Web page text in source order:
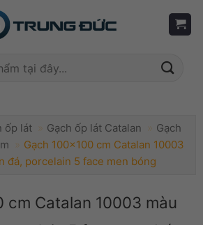
ốp lát » Gạch ốp lát Catalan » Gạch
» Gạch 100×100 cm Catalan 10003
đá, porcelain 5 face men bóng
cm Catalan 10003 màu